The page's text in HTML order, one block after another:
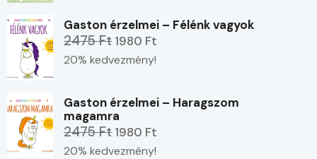
Gaston érzelmei – Félénk vagyok
2475 Ft 1980 Ft
20% kedvezmény!
Gaston érzelmei – Haragszom
magamra
2475 Ft 1980 Ft
20% kedvezmény!